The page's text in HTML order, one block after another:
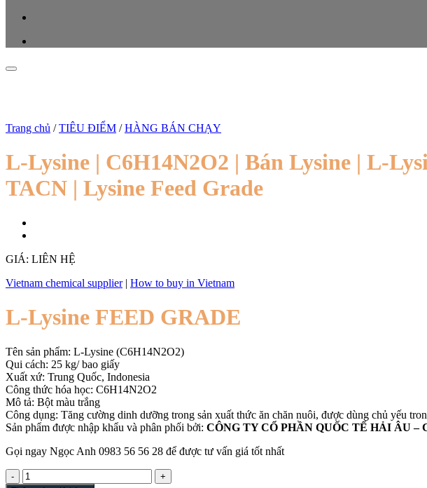
Trang chủ / TIÊU ĐIỂM / HÀNG BÁN CHẠY
L-Lysine | C6H14N2O2 | Bán Lysine | L-
TACN | Lysine Feed Grade
GIÁ: LIÊN HỆ
Vietnam chemical supplier| How to buy in Vietnam
L-Lysine FEED GRADE
Tên sản phẩm: L-Lysine (C6H14N2O2)
Qui cách: 25 kg/ bao giấy
Xuất xứ: Trung Quốc, Indonesia
Công thức hóa học: C6H14N2O2
Mô tả: Bột màu trắng
Công dụng: Tăng cường dinh dưỡng trong sản xuất thức ăn chăn nuôi, được dùng chủ yếu
Sản phẩm được nhập khẩu và phân phối bởi: CÔNG TY CỔ PHẦN QUỐC TẾ HẢI ÂU
Gọi ngay Ngọc Anh 0983 56 56 28 để được tư vấn giá tốt nhất
L-